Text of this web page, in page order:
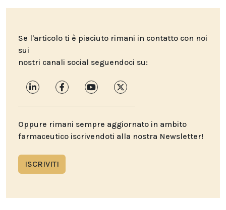
Se l'articolo ti è piaciuto rimani in contatto con noi
sui
nostri canali social seguendoci su:
Oppure rimani sempre aggiornato in ambito
farmaceutico iscrivendoti alla nostra Newsletter!
ISCRIVITI